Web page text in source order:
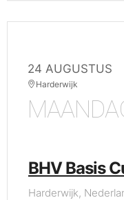
24 AUGUSTUS
Harderwijk
BHV Basis
Harderwijk,